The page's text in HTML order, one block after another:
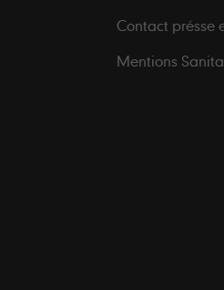
Contact présse
Mentions